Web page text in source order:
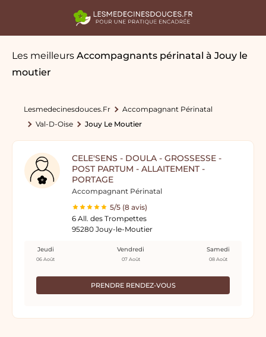
Les meilleurs Accompagnants périnatal à Jouy le
moutier
Lesmedecinesdouces.fr
Accompagnant Périnatal
Val-D-Oise
Jouy Le Moutier
CELE'SENS - DOULA - GROSSESSE -
POST PARTUM - ALLAITEMENT -
PORTAGE
Accompagnant Périnatal
5/5 (8 avis)
6 All. des Trompettes
95280 Jouy-le-Moutier
PRENDRE RENDEZ-VOUS
Jeudi
06 Août
Vendredi
07 Août
Samedi
08 Août